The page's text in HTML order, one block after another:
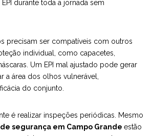
durante toda a jornada sem
precisam ser compatíveis com outros
individual, como capacetes,
Um EPI mal ajustado pode gerar
a área dos olhos vulnerável,
do conjunto.
é realizar inspeções periódicas. Mesmo
segurança em Campo Grande estão